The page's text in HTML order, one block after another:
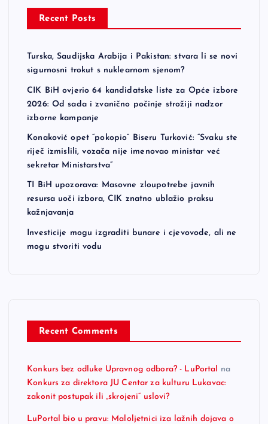
Recent Posts
Turska, Saudijska Arabija i Pakistan: stvara li se novi
sigurnosni trokut s nuklearnom sjenom?
CIK BiH ovjerio 64 kandidatske liste za Opće izbore
2026: Od sada i zvanično počinje strožiji nadzor
izborne kampanje
Konaković opet “pokopio” Biseru Turković: “Svaku ste
riječ izmislili, vozača nije imenovao ministar već
sekretar Ministarstva”
TI BiH upozorava: Masovne zloupotrebe javnih
resursa uoči izbora, CIK znatno ublažio praksu
kažnjavanja
Investicije mogu izgraditi bunare i cjevovode, ali ne
mogu stvoriti vodu
Recent Comments
Konkurs bez odluke Upravnog odbora? - LuPortal
na
Konkurs za direktora JU Centar za kulturu Lukavac:
zakonit postupak ili „skrojeni“ uslovi?
LuPortal bio u pravu: Maloljetnici iza lažnih dojava o